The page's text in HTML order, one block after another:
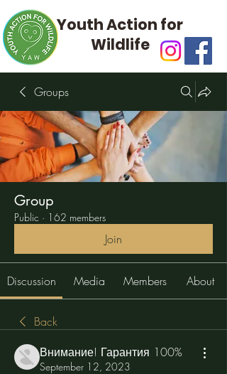
Youth Action for
Wildlife
Groups
Group
Public · 162 members
Join
Discussion Media Members About
Back
Внимание! Гарантия 100%
September 12, 2023